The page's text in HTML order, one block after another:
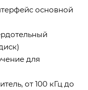
основной
для
от 100 кГц до